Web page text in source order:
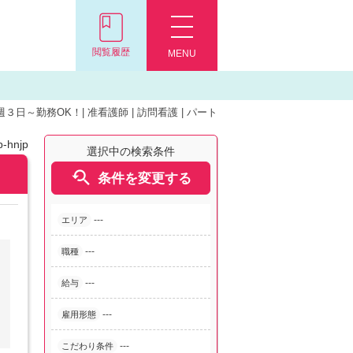
MENU
閲覧履歴
３日～勤務OK！| 准看護師 | 訪問看護 | パート
選択中の検索条件
 条件を変更する
エリア ---
職種 ---
給与 ---
雇用形態 ---
こだわり条件 ---
hnjp